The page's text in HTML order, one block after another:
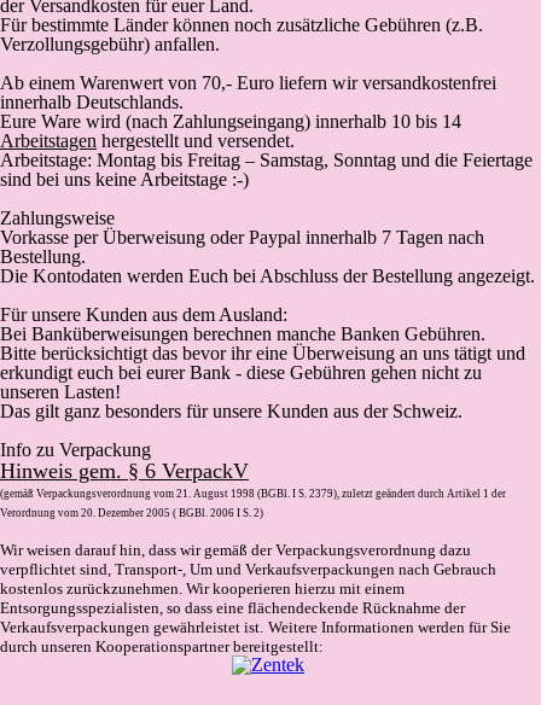
der Versandkosten für euer Land.
Für bestimmte Länder können noch zusätzliche Gebühren (z.B.
Verzollungsgebühr) anfallen.
Ab einem Warenwert von 70,- Euro liefern wir versandkostenfrei
innerhalb Deutschlands.
Eure Ware wird (nach Zahlungseingang) innerhalb 10 bis 14
Arbeitstagen hergestellt und versendet.
Arbeitstage: Montag bis Freitag – Samstag, Sonntag und die Feiertage
sind bei uns keine Arbeitstage :-)
Zahlungsweise
Vorkasse per Überweisung oder Paypal innerhalb 7 Tagen nach
Bestellung.
Die Kontodaten werden Euch bei Abschluss der Bestellung angezeigt.
Für unsere Kunden aus dem Ausland:
Bei Banküberweisungen berechnen manche Banken Gebühren.
Bitte berücksichtigt das bevor ihr eine Überweisung an uns tätigt und
erkundigt euch bei eurer Bank - diese Gebühren gehen nicht zu
unseren Lasten!
Das gilt ganz besonders für unsere Kunden aus der Schweiz.
Info zu Verpackung
Hinweis gem. § 6 VerpackV
(gemäß Verpackungsverordnung vom 21. August 1998 (BGBl. I S. 2379), zuletzt geändert durch Artikel 1 der
Verordnung vom 20. Dezember 2005 ( BGBl. 2006 I S. 2)
Wir weisen darauf hin, dass wir gemäß der Verpackungsverordnung dazu
verpflichtet sind, Transport-, Um und Verkaufsverpackungen nach Gebrauch
kostenlos zurückzunehmen. Wir kooperieren hierzu mit einem
Entsorgungsspezialisten, so dass eine flächendeckende Rücknahme der
Verkaufsverpackungen gewährleistet ist. Weitere Informationen werden für Sie
durch unseren Kooperationspartner bereitgestellt: